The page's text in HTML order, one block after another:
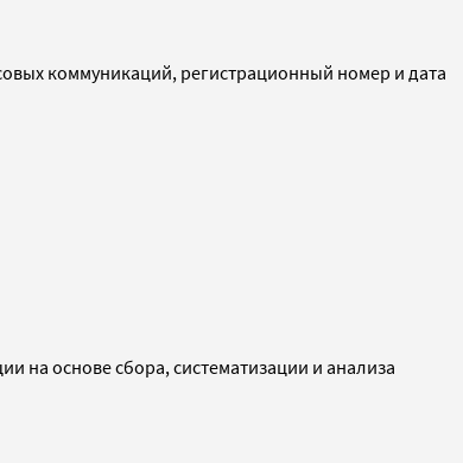
коммуникаций, регистрационный номер и дата
основе сбора, систематизации и анализа